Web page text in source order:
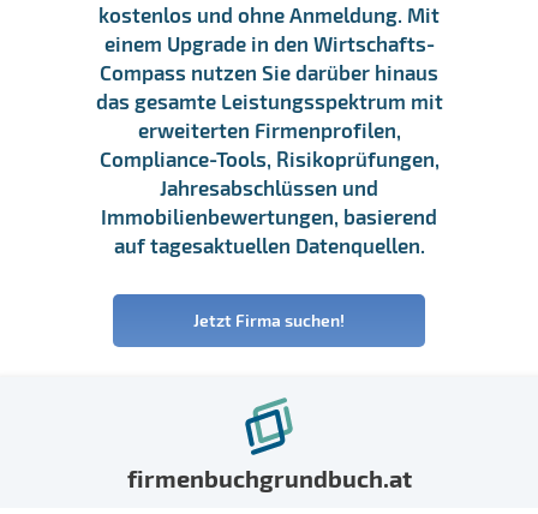
kostenlos und ohne Anmeldung. Mit
einem Upgrade in den Wirtschafts-
Compass nutzen Sie darüber hinaus
das gesamte Leistungsspektrum mit
erweiterten Firmenprofilen,
Compliance-Tools, Risikoprüfungen,
Jahresabschlüssen und
Immobilienbewertungen, basierend
auf tagesaktuellen Datenquellen.
Jetzt Firma suchen!
firmenbuchgrundbuch.at